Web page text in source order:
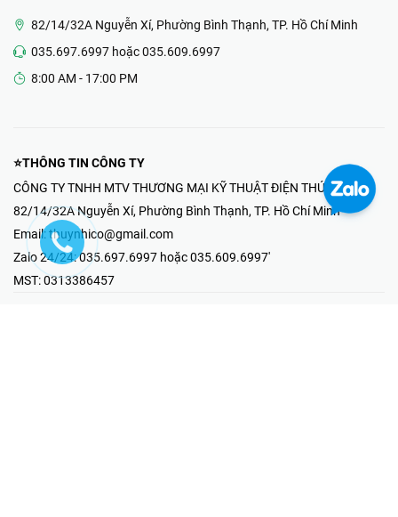
82/14/32A Nguyễn Xí, Phường Bình Thạnh, TP. Hồ Chí Minh
035.697.6997 hoặc 035.609.6997
8:00 AM - 17:00 PM
⭐THÔNG TIN CÔNG TY
CÔNG TY TNHH MTV THƯƠNG MẠI KỸ THUẬT ĐIỆN THÚY NHI
82/14/32A Nguyễn Xí, Phường Bình Thạnh, TP. Hồ Chí Minh
Email: thuynhico@gmail.com
Zalo 24/24:035.697.6997 hoặc 035.609.6997'
MST:0313386457